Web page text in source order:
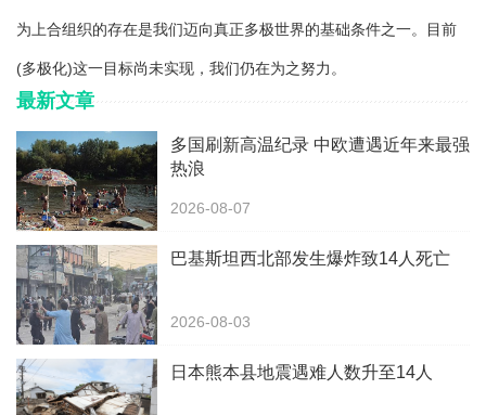
为上合组织的存在是我们迈向真正多极世界的基础条件之一。目前
(多极化)这一目标尚未实现，我们仍在为之努力。
最新文章
多国刷新高温纪录 中欧遭遇近年来最强
热浪
2026-08-07
巴基斯坦西北部发生爆炸致14人死亡
2026-08-03
日本熊本县地震遇难人数升至14人